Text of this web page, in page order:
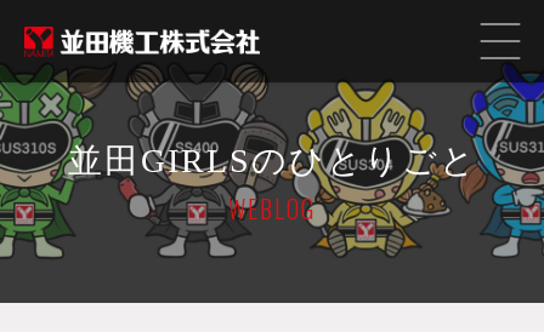
並田GIRLSのひとりごと
WEBLOG